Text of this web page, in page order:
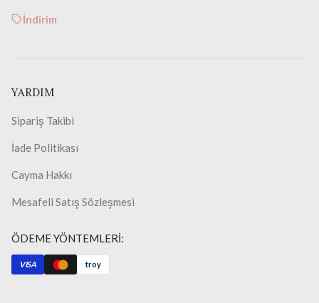
İndirim
YARDIM
Sipariş Takibi
İade Politikası
Cayma Hakkı
Mesafeli Satış Sözleşmesi
ÖDEME YÖNTEMLERİ:
VISA troy